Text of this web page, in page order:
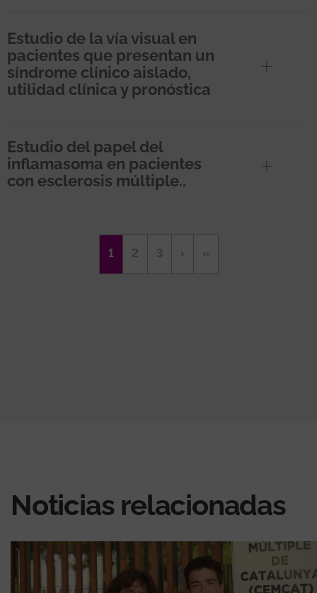
Estudio de la vía visual en
pacientes que presentan un
síndrome clínico aislado,
utilidad clínica y pronóstica
Estudio del papel del
inflamasoma en pacientes
con esclerosis múltiple..
Página
1 Página
2 Página
3
Siguiente
›
Última
»
Noticias relacionadas